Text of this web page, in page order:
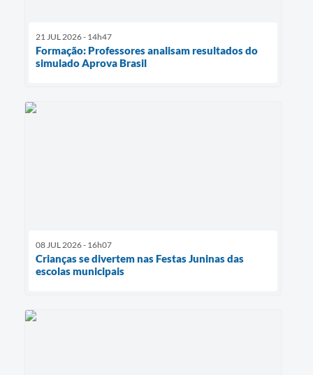
21 JUL 2026 - 14h47
Formação: Professores analisam resultados do
simulado Aprova Brasil
08 JUL 2026 - 16h07
Crianças se divertem nas Festas Juninas das
escolas municipais